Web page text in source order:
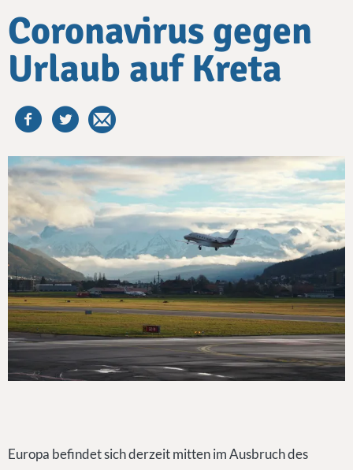
Coronavirus gegen
Urlaub auf Kreta
Europa befindet sich derzeit mitten im Ausbruch des